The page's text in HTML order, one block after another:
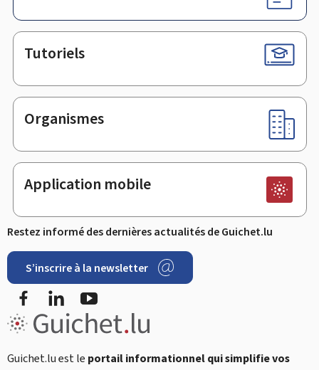
Tutoriels
Organismes
Application mobile
Restez informé des dernières actualités de Guichet.lu
S’inscrire à la newsletter
FacebookLinkedIn
Guichet.lu est le portail informationnel qui simplifie vos